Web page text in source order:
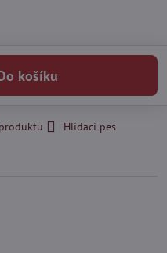
Do košíku
Hlídací pes